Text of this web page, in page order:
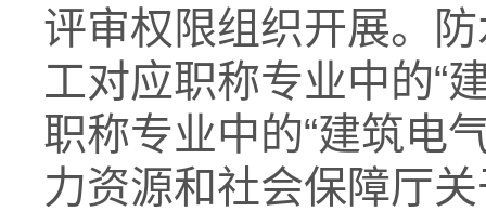
评审权限组织开展。
工对应职称专业中的“
职称专业中的“建筑电
力资源和社会保障厅